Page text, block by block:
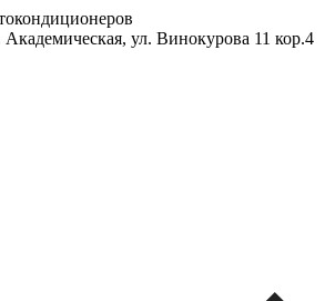
ул. Винокурова 11 кор.4